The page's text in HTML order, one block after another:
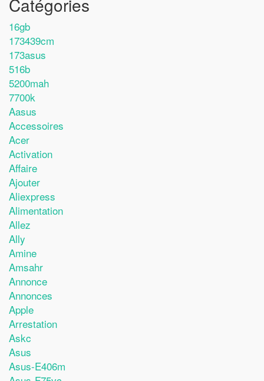
16gb
173439cm
173asus
516b
5200mah
7700k
Aasus
Accessoires
Acer
Activation
Affaire
Ajouter
Aliexpress
Alimentation
Allez
Ally
Amine
Amsahr
Annonce
Annonces
Apple
Arrestation
Askc
Asus
Asus-E406m